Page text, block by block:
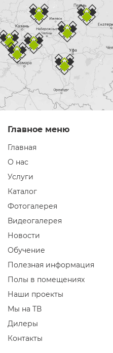
Главное меню
Главная
О нас
Услуги
Каталог
Фотогалерея
Видеогалерея
Новости
Обучение
Полезная информация
Полы в помещениях
Наши проекты
Мы на ТВ
Дилеры
Контакты